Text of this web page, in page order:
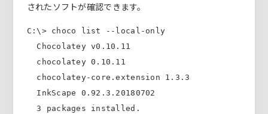
されたソフトが確認できます。
C:\> choco list --local-only
  Chocolatey v0.10.11
  chocolatey 0.10.11
  chocolatey-core.extension 1.3.3
  InkScape 0.92.3.20180702
  3 packages installed.